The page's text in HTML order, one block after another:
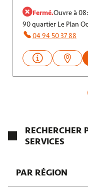
Fermé.Ouvre à
90 quartier Le Plan
04 94 50 37 88
RECHERCHER
SERVICES
PAR RÉGION